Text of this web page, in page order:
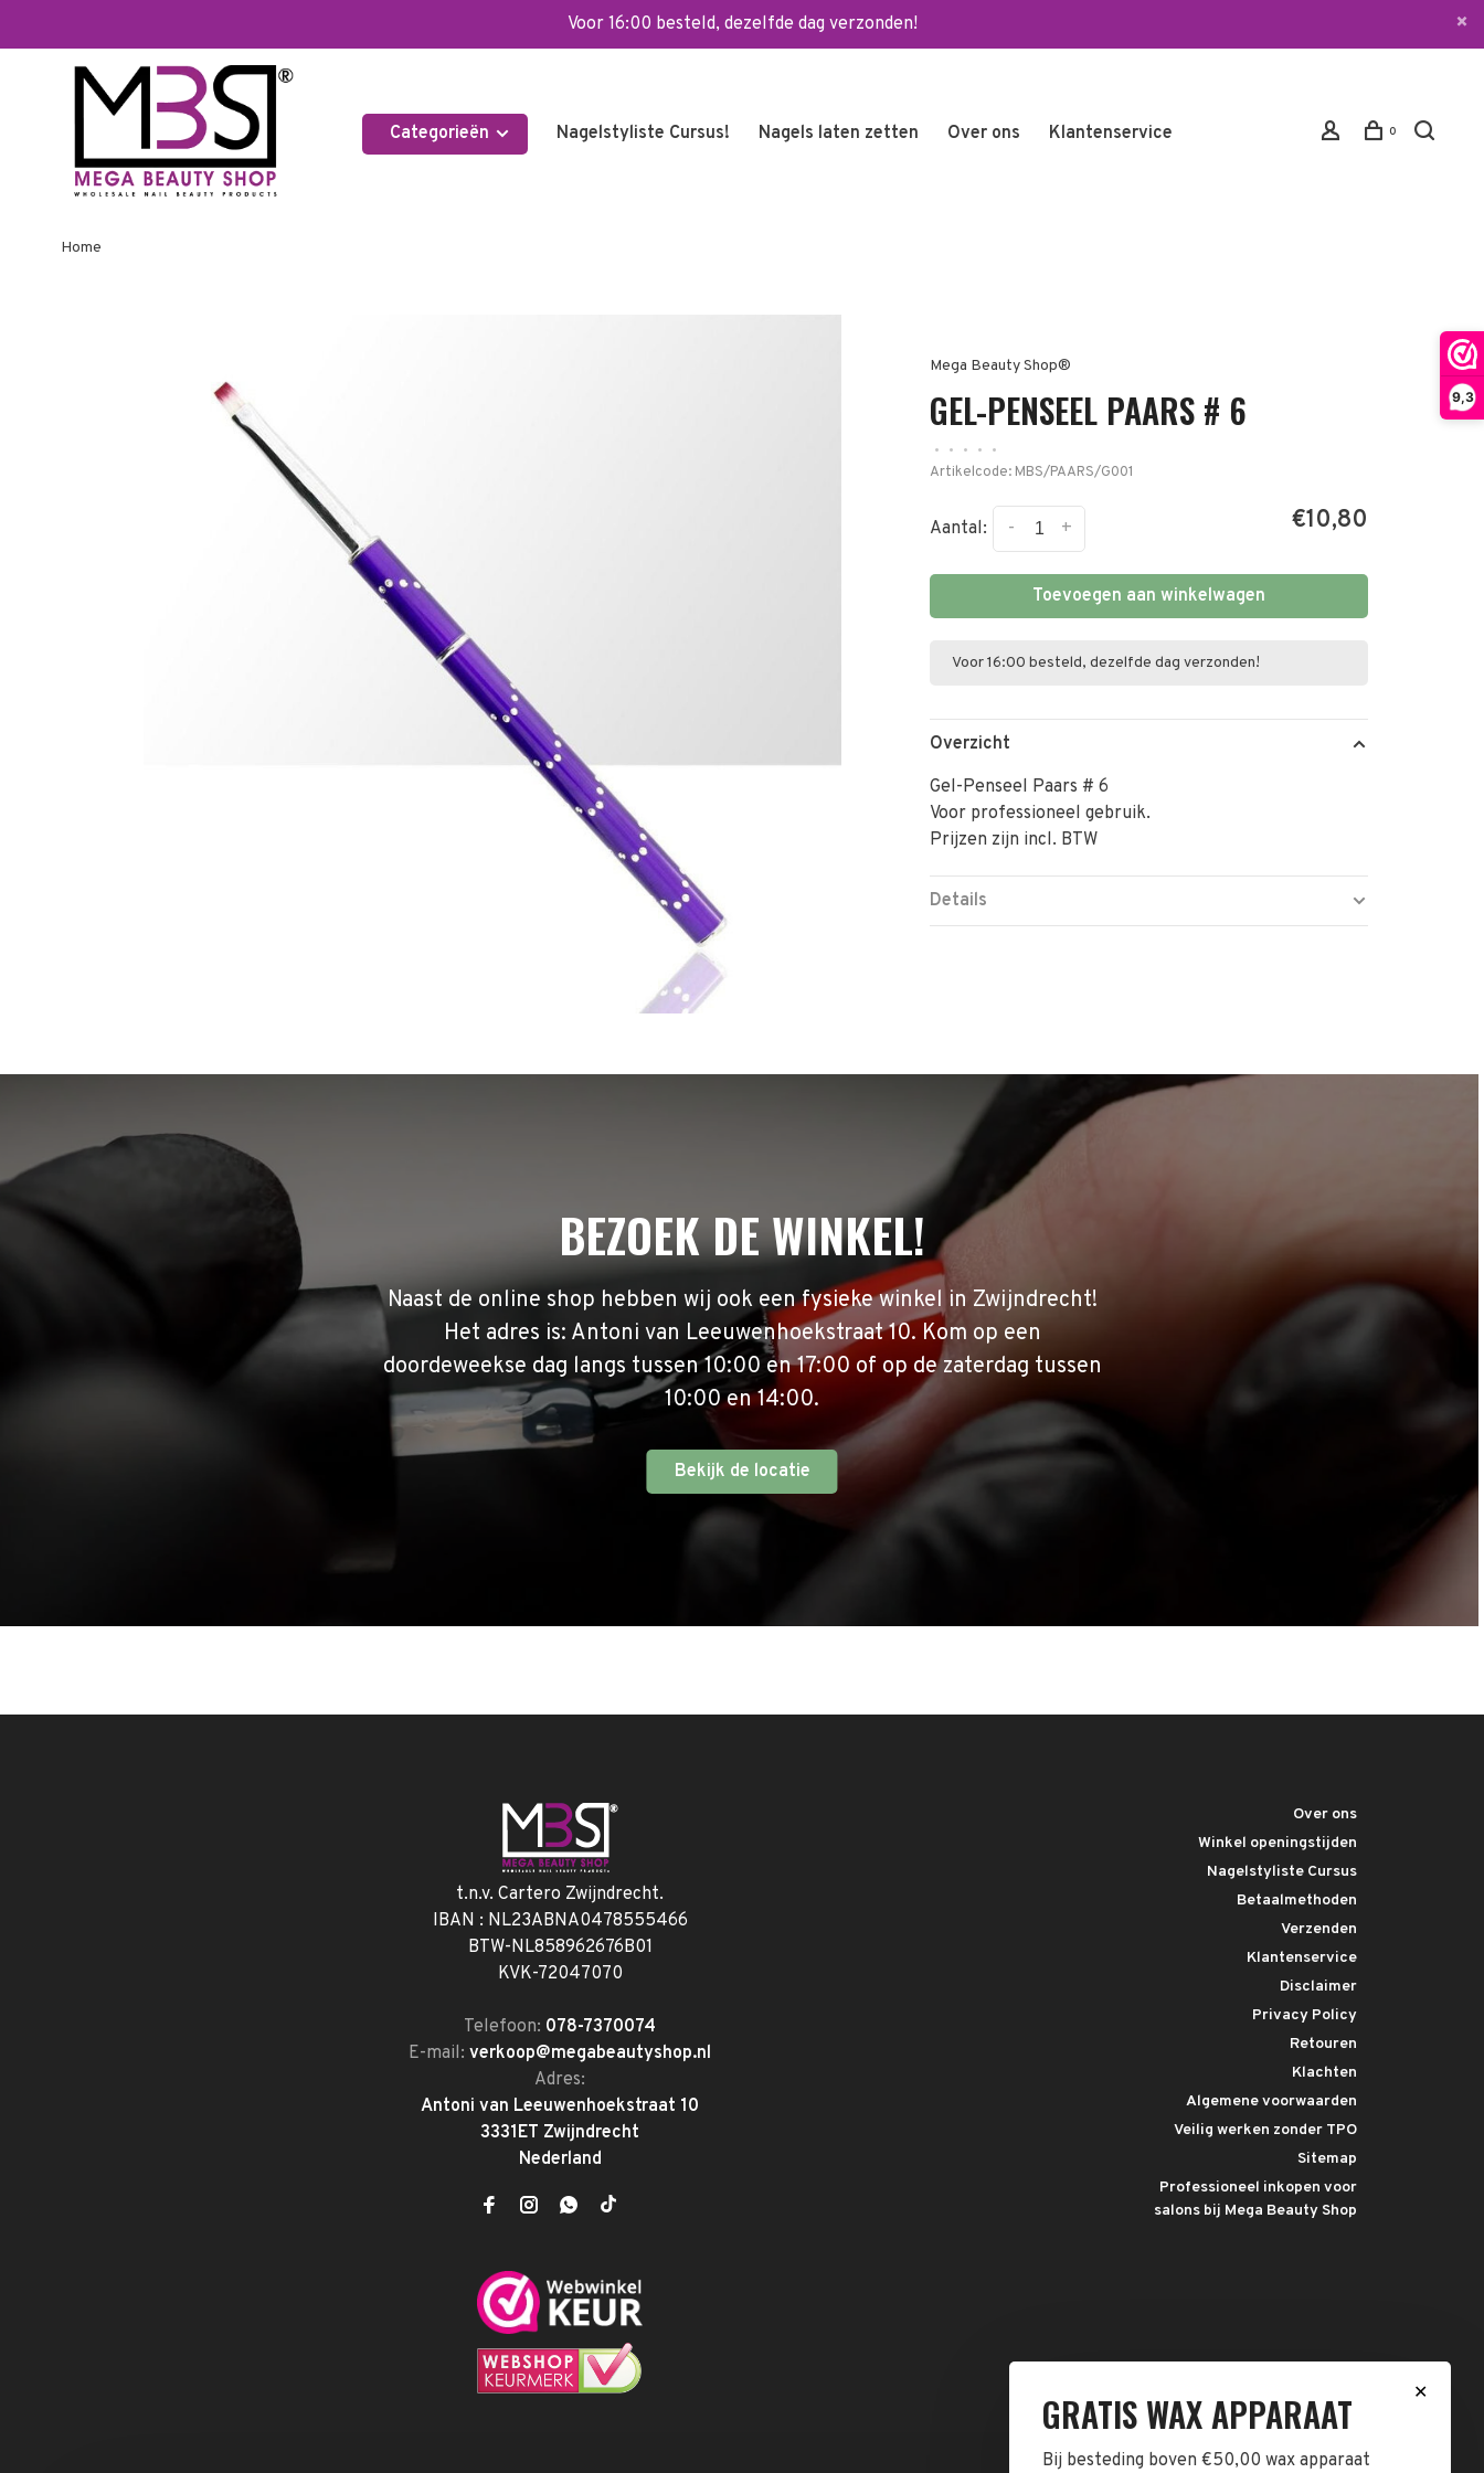
9,3
Voor 16:00 besteld, dezelfde dag verzonden!
Categorieën Nagelstyliste Cursus! Nagels laten zetten Over ons Klantenservice 0
Home
Mega Beauty Shop®
GEL-PENSEEL PAARS # 6
• • • •
•
Artikelcode: MBS/PAARS/G001
Aantal: +
- €10,80
Toevoegen aan winkelwagen
Voor 16:00 besteld, dezelfde dag verzonden!
Overzicht
Gel-Penseel Paars # 6
Voor professioneel gebruik.
Prijzen zijn incl. BTW
Details
BEZOEK DE WINKEL!
Naast de online shop hebben wij ook een fysieke winkel in Zwijndrecht!
Het adres is: Antoni van Leeuwenhoekstraat 10. Kom op een
doordeweekse dag langs tussen 10:00 en 17:00 of op de zaterdag tussen
10:00 en 14:00.
Bekijk de locatie
t.n.v. Cartero Zwijndrecht.
IBAN : NL23ABNA0478555466
BTW-NL858962676B01
KVK-72047070
Telefoon: 078-7370074
E-mail:verkoop@megabeautyshop.nl
Adres:
Antoni van Leeuwenhoekstraat 10
3331ET Zwijndrecht
Nederland
Over ons
Winkel openingstijden
Nagelstyliste Cursus
Betaalmethoden
Verzenden
Klantenservice
Disclaimer
Privacy Policy
Retouren
Klachten
Algemene voorwaarden
Veilig werken zonder TPO
Sitemap
Professioneel inkopen voor
salons bij Mega Beauty Shop
✕
GRATIS WAX APPARAAT
Bij besteding boven €50,00 wax apparaat